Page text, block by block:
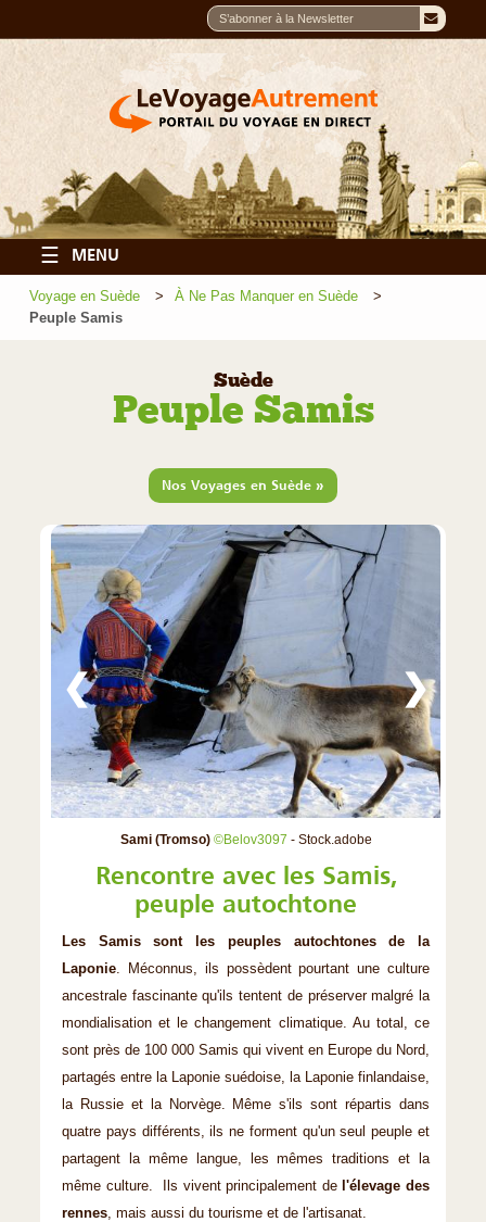
☰ MENU
Voyage en Suède
À Ne Pas Manquer en Suède
Peuple Samis
Suède
Peuple Samis
Nos Voyages en Suède »
Sami (Tromso) ©Belov3097 - Stock.adobe
❮ ❯
Rencontre avec les Samis,
peuple autochtone
Les Samis sont les peuples autochtones de la
Laponie . Méconnus, ils possèdent pourtant une culture
ancestrale fascinante qu'ils tentent de préserver malgré la
mondialisation et le changement climatique. Au total, ce
sont près de 100 000 Samis qui vivent en Europe du Nord,
partagés entre la Laponie suédoise, la Laponie finlandaise,
la Russie et la Norvège. Même s'ils sont répartis dans
quatre pays différents, ils ne forment qu'un seul peuple et
partagent la même langue, les mêmes traditions et la
même culture. Ils vivent principalement de l'élevage des
rennes , mais aussi du tourisme et de l'artisanat.